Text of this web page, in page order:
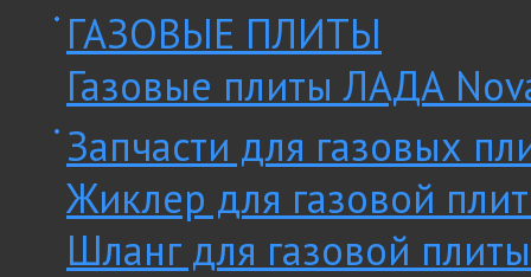
ГАЗОВЫЕ ПЛИТЫ
Газовые плиты ЛАДА
Запчасти для газовых
Жиклер для газовой
Шланг для газовой плиты